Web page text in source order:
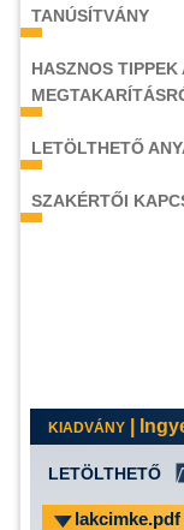
TANÚSÍTVÁNY
HASZNOS TIPPEK
LETÖLTHETŐ
SZAKÉRTŐI
KIADVÁNY |
LETÖLTHETŐ